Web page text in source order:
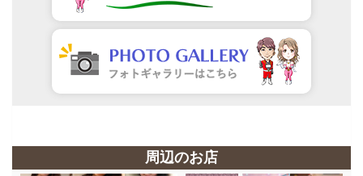
周辺のお店